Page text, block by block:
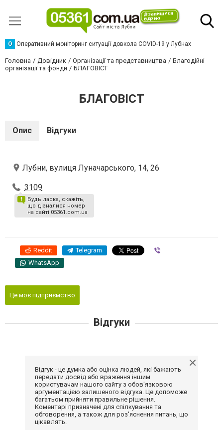
О Оперативний моніторинг ситуації довкола COVID-19 у Лубнах
Головна Довідник Організації та представництва
Благодійні
організації та фонди
БЛАГОВІСТ
БЛАГОВІСТ
Опис Відгуки
Лубни, вулиця Луначарського, 14, 26
3109
Будь ласка, скажіть,
що дізналися номер
на сайті 05361.com.ua
Reddit Telegram
WhatsApp
Це моє підприємство
Відгуки
Відгук - це думка або оцінка людей, які бажають
передати досвід або враження іншим
користувачам нашого сайту з обов'язковою
аргументацією залишеного відгука. Це допоможе
багатьом прийняти правильне рішення.
Коментарі призначені для спілкування та
обговорення, а також для роз'яснення питань, що
цікавлять.